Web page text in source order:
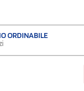
ORDINABILE